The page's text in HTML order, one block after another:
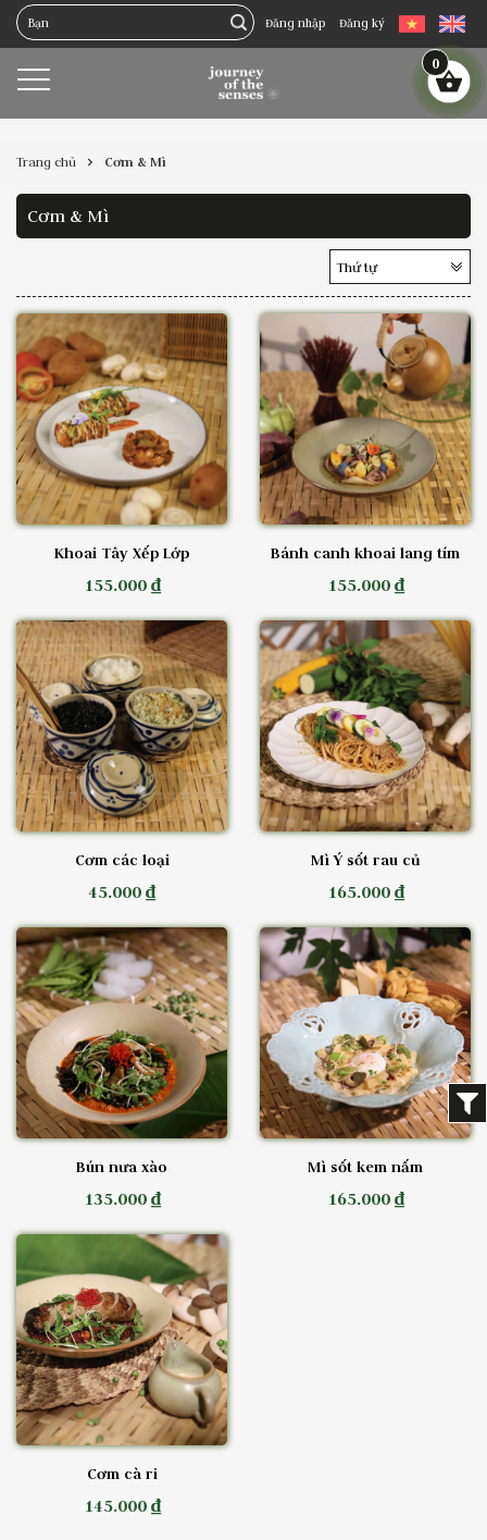
Đăng nhập Đăng ký
0
Trang chủ Cơm & Mì
Cơm & Mì
Thứ tự
Khoai Tây Xếp Lớp
155.000 ₫
Bánh canh khoai lang tím
155.000 ₫
Cơm các loại
45.000 ₫
Mì Ý sốt rau củ
165.000 ₫
Bún nưa xào
135.000 ₫
Mì sốt kem nấm
165.000 ₫
Cơm cà ri
145.000 ₫